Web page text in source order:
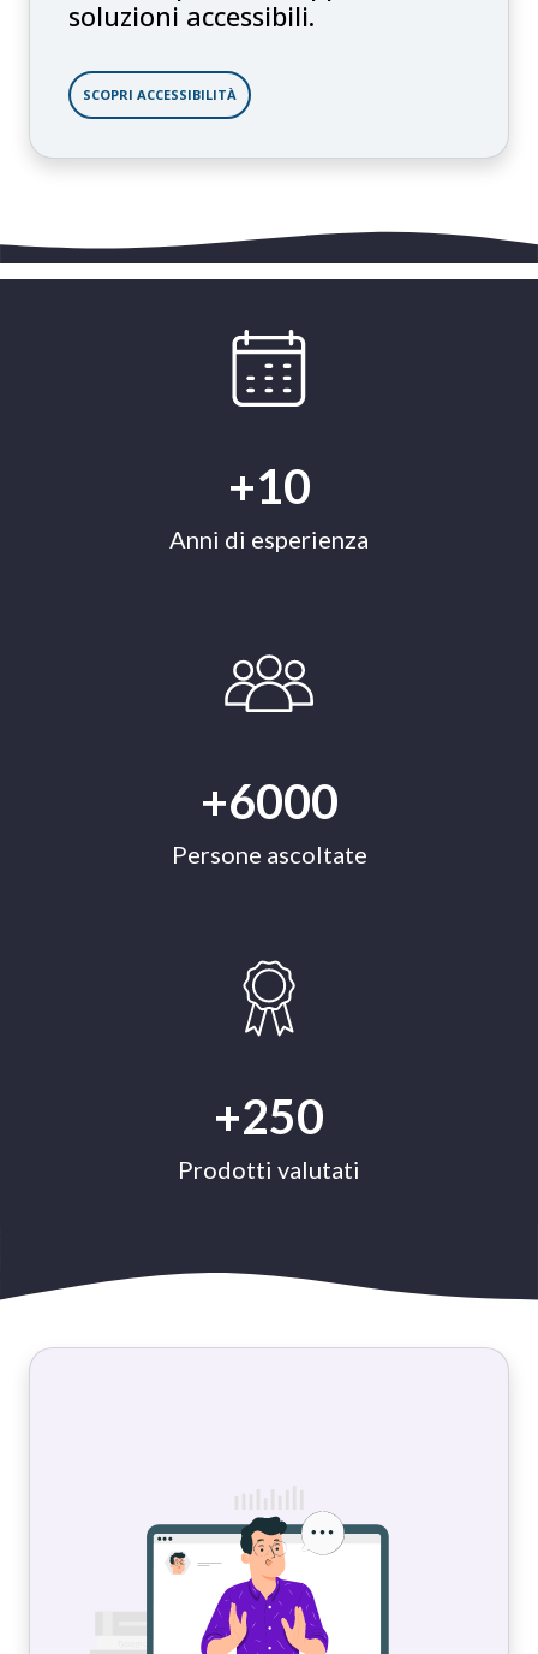
soluzioni accessibili.
SCOPRI ACCESSIBILITÀ
+10
Anni di esperienza
+6000
Persone ascoltate
+250
Prodotti valutati